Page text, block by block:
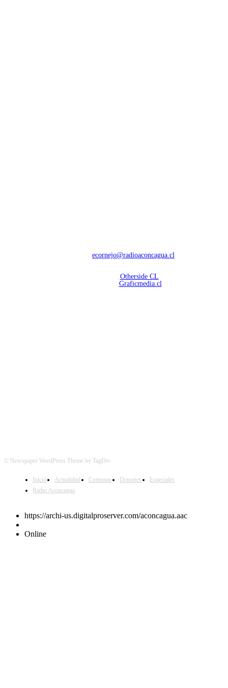
ecornejo@radioaconcagua.cl
Otherside CL
Graficmedia.cl
© Newspaper WordPress Theme by TagDiv
Inicio Actualidad Comunas Deportes
Especiales
Radio Aconcagua
https://archi-us.digitalproserver.com/aconcagua.aac
Online